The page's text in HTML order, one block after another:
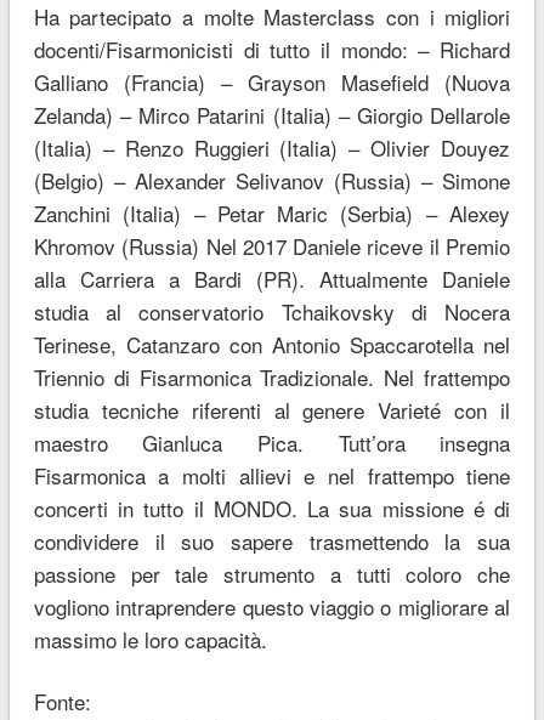
Ha partecipato a molte Masterclass con i migliori
docenti/Fisarmonicisti di tutto il mondo: – Richard
Galliano (Francia) – Grayson Masefield (Nuova
Zelanda) – Mirco Patarini (Italia) – Giorgio Dellarole
(Italia) – Renzo Ruggieri (Italia) – Olivier Douyez
(Belgio) – Alexander Selivanov (Russia) – Simone
Zanchini (Italia) – Petar Maric (Serbia) – Alexey
Khromov (Russia) Nel 2017 Daniele riceve il Premio
alla Carriera a Bardi (PR). Attualmente Daniele
studia al conservatorio Tchaikovsky di Nocera
Terinese, Catanzaro con Antonio Spaccarotella nel
Triennio di Fisarmonica Tradizionale. Nel frattempo
studia tecniche riferenti al genere Varieté con il
maestro Gianluca Pica. Tutt’ora insegna
Fisarmonica a molti allievi e nel frattempo tiene
concerti in tutto il MONDO. La sua missione é di
condividere il suo sapere trasmettendo la sua
passione per tale strumento a tutti coloro che
vogliono intraprendere questo viaggio o migliorare al
massimo le loro capacità.
Fonte: